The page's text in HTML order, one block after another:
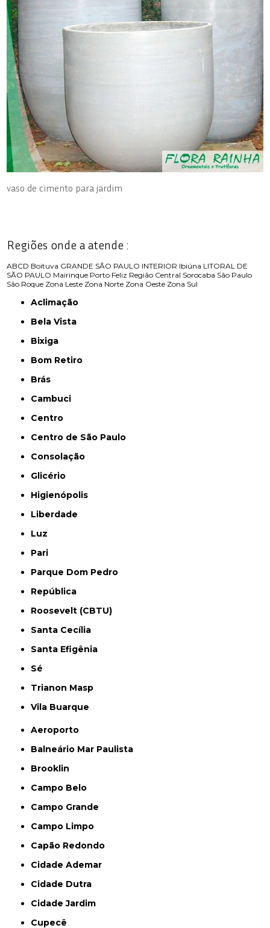
vaso de cimento para jardim
Regiões onde a atende :
ABCD Boituva GRANDE SÃO PAULO INTERIOR Ibiúna LITORAL DE
SÃO PAULO Mairinque Porto Feliz Região Central Sorocaba São Paulo
São Roque Zona Leste Zona Norte Zona Oeste Zona Sul
Aclimação
Bela Vista
Bixiga
Bom Retiro
Brás
Cambuci
Centro
Centro de São Paulo
Consolação
Glicério
Higienópolis
Liberdade
Luz
Pari
Parque Dom Pedro
República
Roosevelt (CBTU)
Santa Cecília
Santa Efigênia
Sé
Trianon Masp
Vila Buarque
Aeroporto
Balneário Mar Paulista
Brooklin
Campo Belo
Campo Grande
Campo Limpo
Capão Redondo
Cidade Ademar
Cidade Dutra
Cidade Jardim
Cupecê